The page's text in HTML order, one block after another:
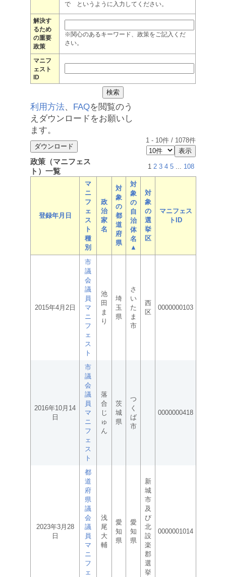
で というように入力してください。
解決す
るため
の重要
政策
※関心のあるキーワード、政策をご記入くだ
さい。
マニフ
ェスト
ID
利用方法、 FAQを閲覧のう
えダウンロードをお願いし
ます。
1 - 10件 / 1078件
政策（マニフェス
ト）一覧
1 2 3 4 5 ... 108
登録年月日
マ
ニ
フ
ェ
ス
ト
種
別
政
治
家
名
対
象
の
都
道
府
県
対
象
の
自
治
体
名
▲
対
象
の
選
挙
区
マニフェス
トID
2015年4月2日
市
議
会
議
員
マ
ニ
フ
ェ
ス
ト
池
田
ま
り
埼
玉
県
さ
い
た
ま
市
西
区
0000000103
2016年10月14
日
市
議
会
議
員
マ
ニ
フ
ェ
ス
ト
落
合
じ
ゅ
ん
茨
城
県
つ
く
ば
市
0000000418
2023年3月28
日
都
道
府
県
議
会
議
員
マ
ニ
フ
ェ
浅
尾
大
輔
愛
知
県
愛
知
県
新
城
市
及
び
北
設
楽
郡
選
挙
0000001014